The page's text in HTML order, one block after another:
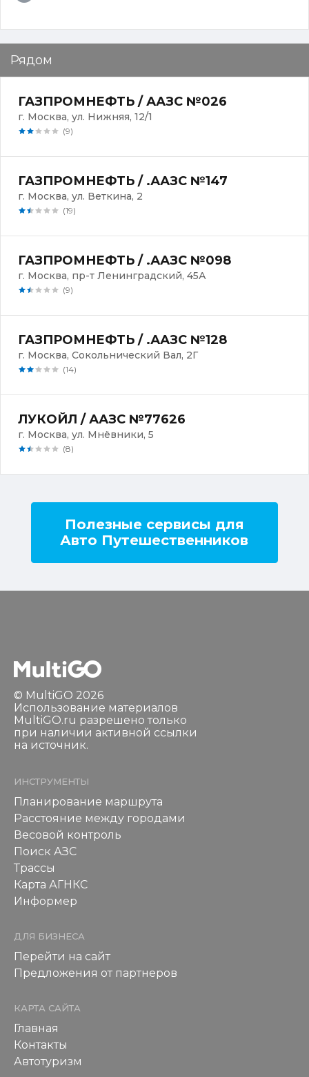
Рядом
ГАЗПРОМНЕФТЬ / ААЗС №026
г. Москва, ул. Нижняя, 12/1
(9)
ГАЗПРОМНЕФТЬ / .ААЗС №147
г. Москва, ул. Веткина, 2
(19)
ГАЗПРОМНЕФТЬ / .ААЗС №098
г. Москва, пр-т Ленинградский, 45А
(9)
ГАЗПРОМНЕФТЬ / .ААЗС №128
г. Москва, Сокольнический Вал, 2Г
(14)
ЛУКОЙЛ / ААЗС №77626
г. Москва, ул. Мнёвники, 5
(8)
Полезные сервисы для
Авто Путешественников
© MultiGO 2026
Использование материалов
MultiGO.ru разрешено только
при наличии активной ссылки
на источник.
ИНСТРУМЕНТЫ
Планирование маршрута
Расстояние между городами
Весовой контроль
Поиск АЗС
Трассы
Карта АГНКС
Информер
ДЛЯ БИЗНЕСА
Перейти на сайт
Предложения от партнеров
КАРТА САЙТА
Главная
Контакты
Автотуризм